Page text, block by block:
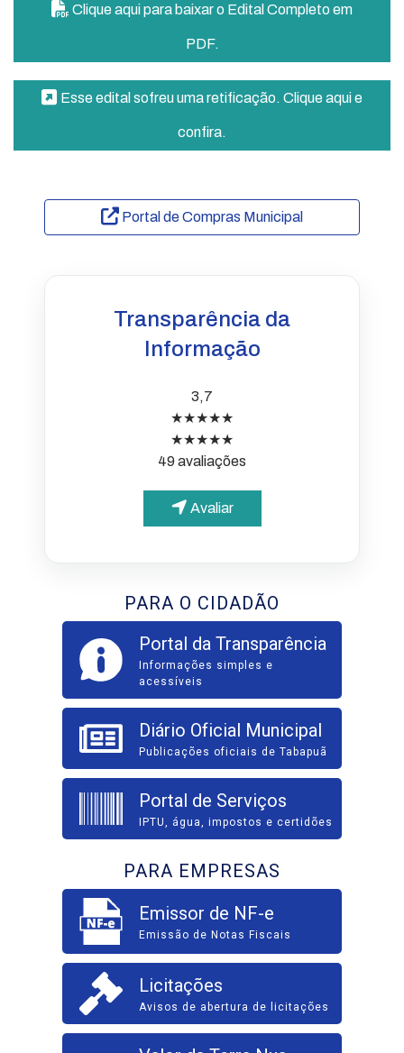
Clique aqui para baixar o Edital Completo em
PDF.
Esse edital sofreu uma retificação. Clique aqui e
confira.
Portal de Compras Municipal
Transparência da
Informação
3,7
★★★★★
★★★★★
49 avaliações
Avaliar
PARA O CIDADÃO
Portal da Transparência
Informações simples e
acessíveis
Diário Oficial Municipal
Publicações oficiais de Tabapuã
Portal de Serviços
IPTU, água, impostos e certidões
PARA EMPRESAS
Emissor de NF-e
Emissão de Notas Fiscais
Licitações
Avisos de abertura de licitações